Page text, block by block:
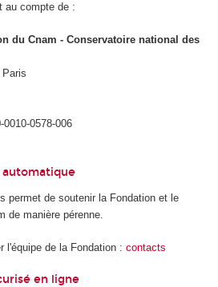
au compte de :
du Cnam - Conservatoire national des
0578-006
permet de soutenir la Fondation et le
de manière pérenne.
l'équipe de la Fondation : contacts
en ligne